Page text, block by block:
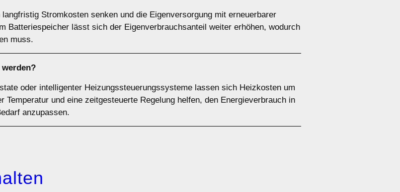
Stromkosten senken und die Eigenversorgung mit erneuerbarer
Batteriespeicher lässt sich der Eigenverbrauchsanteil weiter erhöhen, wodurch
muss.
oder intelligenter Heizungssteuerungssysteme lassen sich Heizkosten um
Temperatur und eine zeitgesteuerte Regelung helfen, den Energieverbrauch in
anzupassen.